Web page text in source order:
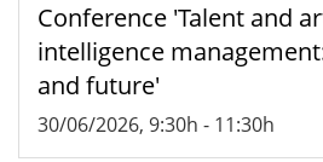
Conference 'Talent and
intelligence
and future'
30/06/2026, 9:30h - 11:30h